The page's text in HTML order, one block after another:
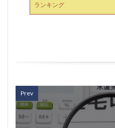
ランキング
Prev